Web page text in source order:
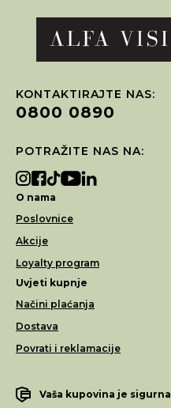
KONTAKTIRAJTE NAS:
0800 0890
POTRAŽITE NAS NA:
O nama
Poslovnice
Akcije
Loyalty program
Uvjeti kupnje
Načini plaćanja
Dostava
Povrati i reklamacije
Vaša kupovina je sigurna